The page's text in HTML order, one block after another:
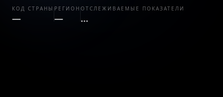
КОД СТРАНЫ
—
РЕГИОН
—
ОТСЛЕЖИВАЕМЫЕ ПОКАЗАТЕЛИ
…